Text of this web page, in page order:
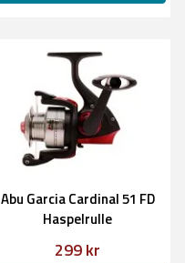
Abu Garcia Cardinal 51 FD
Haspelrulle
299 kr